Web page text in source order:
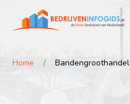
Home Bandengroothandel